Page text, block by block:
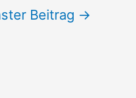
Beitrag →